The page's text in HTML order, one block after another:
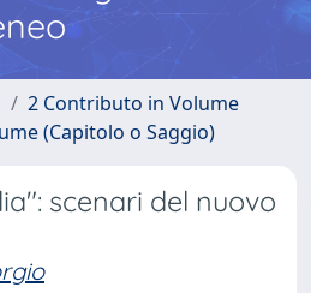
2 Contributo in Volume
(Capitolo o Saggio)
scenari del nuovo